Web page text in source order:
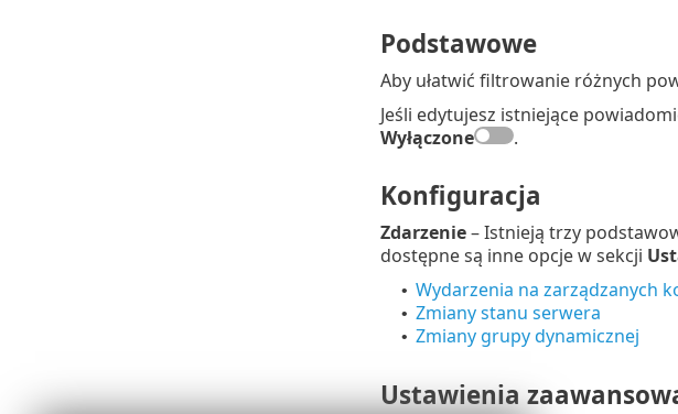
Podstawowe
Aby ułatwić filtrowanie różnych
Jeśli edytujesz istniejące
Wyłączone
.
Konfiguracja
Zdarzenie– Istnieją trzy
dostępne są inne opcje w sekcji
• Wydarzenia na zarządzanych
• Zmiany stanu serwera
• Zmiany grupy dynamicznej
Ustawienia